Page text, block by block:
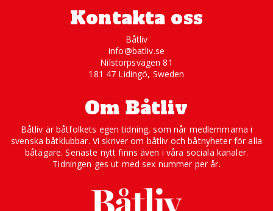
Kontakta oss
Båtliv
info@batliv.se
Nilstorpsvägen 81
181 47 Lidingö, Sweden
Om Båtliv
Båtliv är båtfolkets egen tidning, som når medlemmarna i
svenska båtklubbar. Vi skriver om båtliv och båtnyheter för alla
båtägare. Senaste nytt finns även i våra sociala kanaler.
Tidningen ges ut med sex nummer per år.